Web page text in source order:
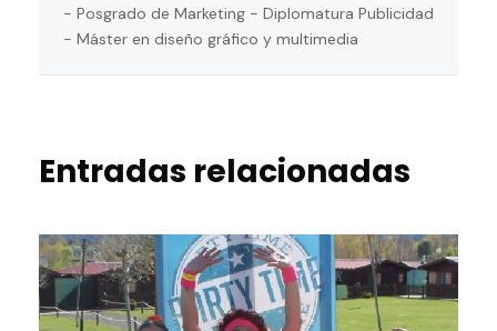
- Posgrado de Marketing - Diplomatura Publicidad
- Máster en diseño gráfico y multimedia
Entradas relacionadas